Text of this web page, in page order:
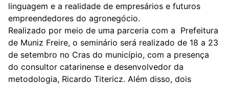
linguagem e a realidade de empresários e futuros
empreendedores do agronegócio.
Realizado por meio de uma parceria com a Prefeitura
de Muniz Freire, o seminário será realizado de 18 a 23
de setembro no Cras do município, com a presença
do consultor catarinense e desenvolvedor da
metodologia, Ricardo Titericz. Além disso, dois